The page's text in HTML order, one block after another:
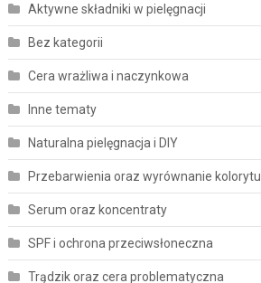
Aktywne składniki w pielęgnacji
Bez kategorii
Cera wrażliwa i naczynkowa
Inne tematy
Naturalna pielęgnacja i DIY
Przebarwienia oraz wyrównanie kolorytu
Serum oraz koncentraty
SPF i ochrona przeciwsłoneczna
Trądzik oraz cera problematyczna